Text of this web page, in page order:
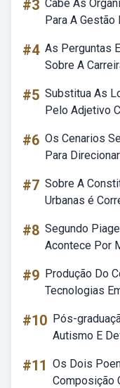
#3 Cabe As
Para A Gestão
#4 As Perguntas
Sobre A
#5 Substitua As
Pelo Adjetivo
#6 Os Cenarios
Para
#7 Sobre A
Urbanas é
#8 Segundo
Acontece Por
#9 Produção Do
Tecnologias
#10 Pós-
Autismo E
#11 Os Dois
Composição